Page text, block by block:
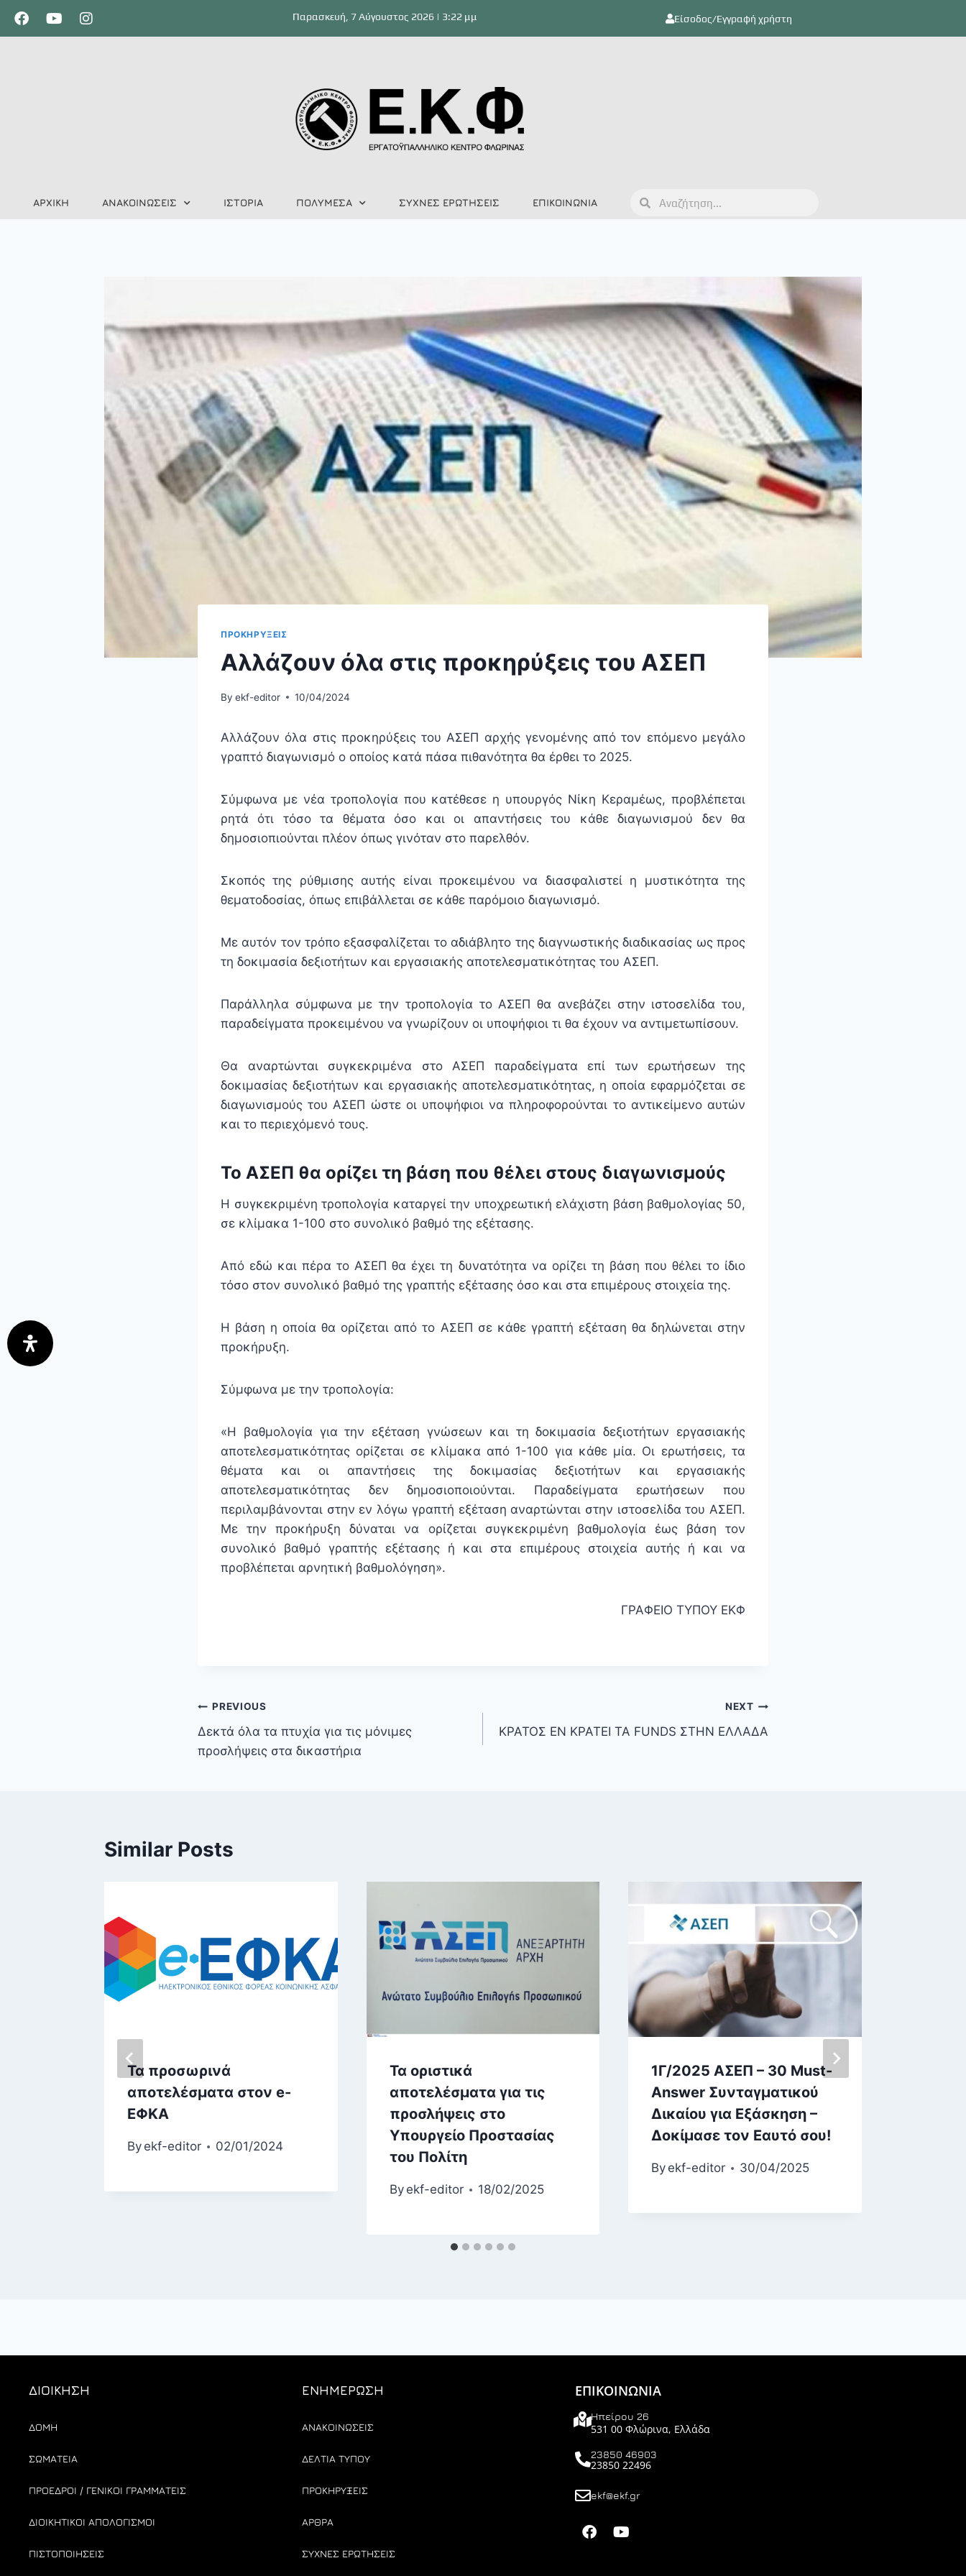
Παρασκευή, 7 Αύγουστος 2026 | 3:22 μμ Είσοδος/Εγγραφή χρήστη
ΑΡΧΙΚΗ ΑΝΑΚΟΙΝΩΣΕΙΣ ΙΣΤΟΡΙΑ ΠΟΛΥΜΕΣΑ ΣΥΧΝΕΣ ΕΡΩΤΗΣΕΙΣ ΕΠΙΚΟΙΝΩΝΙΑ
ΠΡΟΚΗΡΥΞΕΙΣ
Αλλάζουν όλα στις προκηρύξεις του ΑΣΕΠ
By ekf-editor 10/04/2024
Αλλάζουν όλα στις προκηρύξεις του ΑΣΕΠ αρχής γενομένης από τον επόμενο μεγάλο
γραπτό διαγωνισμό ο οποίος κατά πάσα πιθανότητα θα έρθει το 2025.
Σύμφωνα με νέα τροπολογία που κατέθεσε η υπουργός Νίκη Κεραμέως, προβλέπεται
ρητά ότι τόσο τα θέματα όσο και οι απαντήσεις του κάθε διαγωνισμού δεν θα
δημοσιοπιούνται πλέον όπως γινόταν στο παρελθόν.
Σκοπός της ρύθμισης αυτής είναι προκειμένου να διασφαλιστεί η μυστικότητα της
θεματοδοσίας, όπως επιβάλλεται σε κάθε παρόμοιο διαγωνισμό.
Με αυτόν τον τρόπο εξασφαλίζεται το αδιάβλητο της διαγνωστικής διαδικασίας ως προς
τη δοκιμασία δεξιοτήτων και εργασιακής αποτελεσματικότητας του ΑΣΕΠ.
Παράλληλα σύμφωνα με την τροπολογία το ΑΣΕΠ θα ανεβάζει στην ιστοσελίδα του,
παραδείγματα προκειμένου να γνωρίζουν οι υποψήφιοι τι θα έχουν να αντιμετωπίσουν.
Θα αναρτώνται συγκεκριμένα στο ΑΣΕΠ παραδείγματα επί των ερωτήσεων της
δοκιμασίας δεξιοτήτων και εργασιακής αποτελεσματικότητας, η οποία εφαρμόζεται σε
διαγωνισμούς του ΑΣΕΠ ώστε οι υποψήφιοι να πληροφορούνται το αντικείμενο αυτών
και το περιεχόμενό τους.
Το ΑΣΕΠ θα ορίζει τη βάση που θέλει στους διαγωνισμούς
Η συγκεκριμένη τροπολογία καταργεί την υποχρεωτική ελάχιστη βάση βαθμολογίας 50,
σε κλίμακα 1-100 στο συνολικό βαθμό της εξέτασης.
Από εδώ και πέρα το ΑΣΕΠ θα έχει τη δυνατότητα να ορίζει τη βάση που θέλει το ίδιο
τόσο στον συνολικό βαθμό της γραπτής εξέτασης όσο και στα επιμέρους στοιχεία της.
Η βάση η οποία θα ορίζεται από το ΑΣΕΠ σε κάθε γραπτή εξέταση θα δηλώνεται στην
προκήρυξη.
Σύμφωνα με την τροπολογία:
«Η βαθμολογία για την εξέταση γνώσεων και τη δοκιμασία δεξιοτήτων εργασιακής
αποτελεσματικότητας ορίζεται σε κλίμακα από 1-100 για κάθε μία. Οι ερωτήσεις, τα
θέματα και οι απαντήσεις της δοκιμασίας δεξιοτήτων και εργασιακής
αποτελεσματικότητας δεν δημοσιοποιούνται. Παραδείγματα ερωτήσεων που
περιλαμβάνονται στην εν λόγω γραπτή εξέταση αναρτώνται στην ιστοσελίδα του ΑΣΕΠ.
Με την προκήρυξη δύναται να ορίζεται συγκεκριμένη βαθμολογία έως βάση τον
συνολικό βαθμό γραπτής εξέτασης ή και στα επιμέρους στοιχεία αυτής ή και να
προβλέπεται αρνητική βαθμολόγηση».
ΓΡΑΦΕΙΟ ΤΥΠΟΥ ΕΚΦ
PREVIOUS
Δεκτά όλα τα πτυχία για τις μόνιμες
προσλήψεις στα δικαστήρια
NEXT
ΚΡΑΤΟΣ ΕΝ ΚΡΑΤΕΙ ΤΑ FUNDS ΣΤΗΝ ΕΛΛΑΔΑ
Similar Posts
Τα προσωρινά
αποτελέσματα στον e-
ΕΦΚΑ
By ekf-editor 02/01/2024
Τα οριστικά
αποτελέσματα για τις
προσλήψεις στο
Υπουργείο Προστασίας
του Πολίτη
By ekf-editor 18/02/2025
1Γ/2025 ΑΣΕΠ – 30 Must-
Answer Συνταγματικού
Δικαίου για Εξάσκηση –
Δοκίμασε τον Εαυτό σου!
By ekf-editor 30/04/2025
ΔΙΟΙΚΗΣΗ
ΔΟΜΗ
ΣΩΜΑΤΕΙΑ
ΠΡΟΕΔΡΟΙ / ΓΕΝΙΚΟΙ ΓΡΑΜΜΑΤΕΙΣ
ΔΙΟΙΚΗΤΙΚΟΙ ΑΠΟΛΟΓΙΣΜΟΙ
ΠΙΣΤΟΠΟΙΗΣΕΙΣ
ΕΝΗΜΕΡΩΣΗ
ΑΝΑΚΟΙΝΩΣΕΙΣ
ΔΕΛΤΙΑ ΤΥΠΟΥ
ΠΡΟΚΗΡΥΞΕΙΣ
ΑΡΘΡΑ
ΣΥΧΝΕΣ ΕΡΩΤΗΣΕΙΣ
ΕΠΙΚΟΙΝΩΝΙΑ
Ηπείρου 26
531 00 Φλώρινα, Ελλάδα
23850 46903
23850 22496
ekf@ekf.gr